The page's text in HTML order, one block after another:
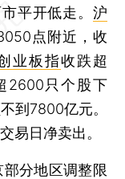
平开低走。 沪
点附近，收
业板指收跌超
2600只个股下
到7800亿元。
易日净卖出。
分地区调整限